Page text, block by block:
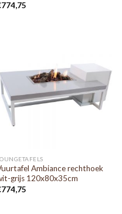
774,75
Ambiance rechthoek
grijs 120x80x35cm
774,75